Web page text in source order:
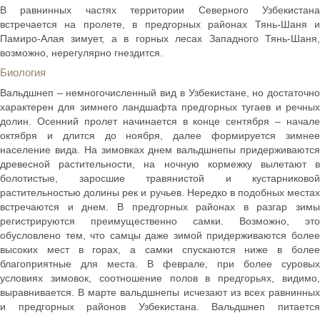
В равнинных частях территории Северного Узбекистана
встречается на пролете, в предгорных районах Тянь-Шаня и
Памиро-Алая зимует, а в горных лесах Западного Тянь-Шаня,
возможно, нерегулярно гнездится.
Биология
Вальдшнеп – немногочисленный вид в Узбекистане, но достаточно
характерен для зимнего ландшафта предгорных тугаев и речных
долин. Осенний пролет начинается в конце сентября – начале
октября и длится до ноября, далее формируется зимнее
население вида. На зимовках днем вальдшнепы придерживаются
древесной растительности, на ночную кормежку вылетают в
болотистые, заросшие травянистой и кустарниковой
растительностью долины рек и ручьев. Нередко в подобных местах
встречаются и днем. В предгорных районах в разгар зимы
регистрируются преимущественно самки. Возможно, это
обусловлено тем, что самцы даже зимой придерживаются более
высоких мест в горах, а самки спускаются ниже в более
благоприятные для места. В феврале, при более суровых
условиях зимовок, соотношение полов в предгорьях, видимо,
выравнивается. В марте вальдшнепы исчезают из всех равнинных
и предгорных районов Узбекистана. Вальдшнеп питается